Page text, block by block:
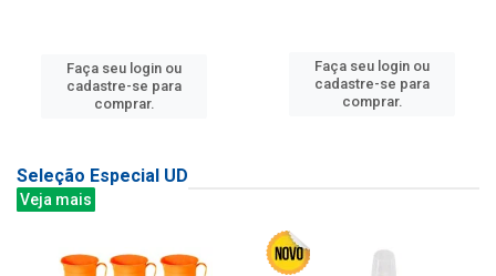
Faça seu login ou
cadastre-se para
comprar.
Faça seu login ou
cadastre-se para
comprar.
Seleção Especial UD
Veja mais